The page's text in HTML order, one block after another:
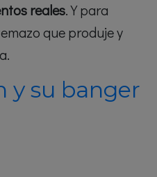
reales. Y para
que produje y
y su banger